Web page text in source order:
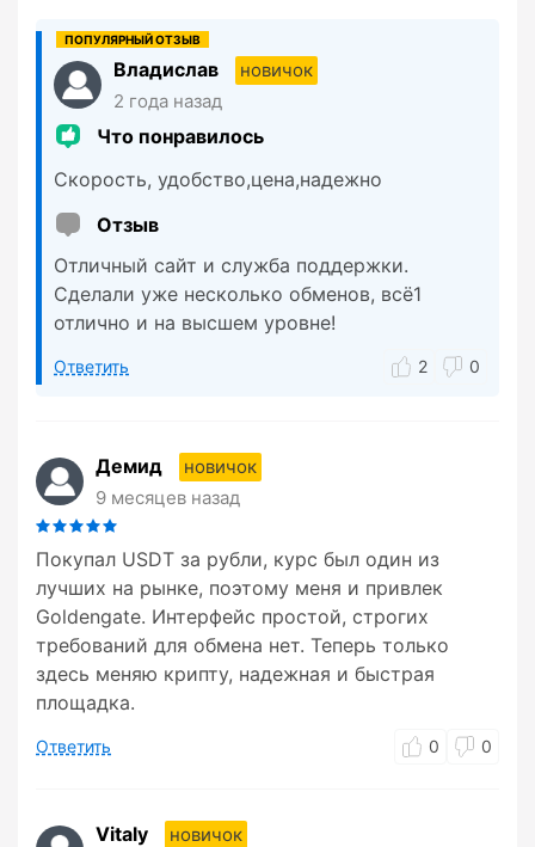
Владислав
новичок
2 года назад
Что понравилось
Скорость, удобство,цена,надежно
Отзыв
Отличный сайт и служба поддержки.
Сделали уже несколько обменов, всё1
отлично и на высшем уровне!
Ответить 2 0
Демид
новичок
9 месяцев назад
Покупал USDT за рубли, курс был один из
лучших на рынке, поэтому меня и привлек
Goldengate. Интерфейс простой, строгих
требований для обмена нет. Теперь только
здесь меняю крипту, надежная и быстрая
площадка.
Ответить 0 0
Vitaly
новичок